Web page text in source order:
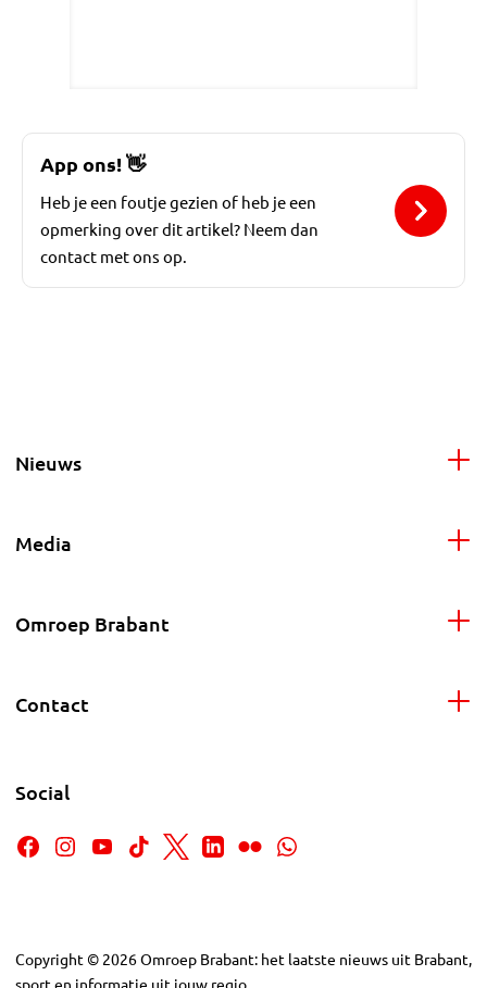
App ons!👋
Heb je een foutje gezien of heb je een
opmerking over dit artikel? Neem dan
contact met ons op.
Nieuws
Media
Omroep Brabant
Contact
Social
Copyright © 2026Omroep Brabant: het laatste nieuws uit Brabant,
sport en informatie uit jouw regio.